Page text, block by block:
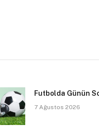
Futbolda Günün
7 Ağustos 2026